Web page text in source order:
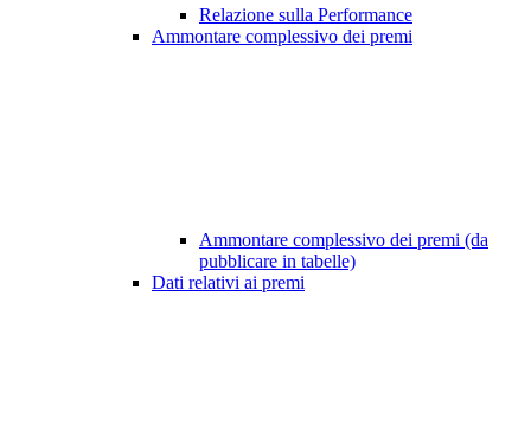
Relazione sulla Performance
Ammontare complessivo dei premi
Ammontare complessivo dei premi (da
pubblicare in tabelle)
Dati relativi ai premi